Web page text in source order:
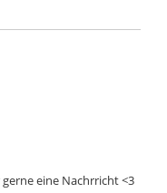
eine Nachrricht <3